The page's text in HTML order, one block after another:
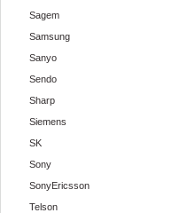
Sagem
Samsung
Sanyo
Sendo
Sharp
Siemens
SK
Sony
SonyEricsson
Telson